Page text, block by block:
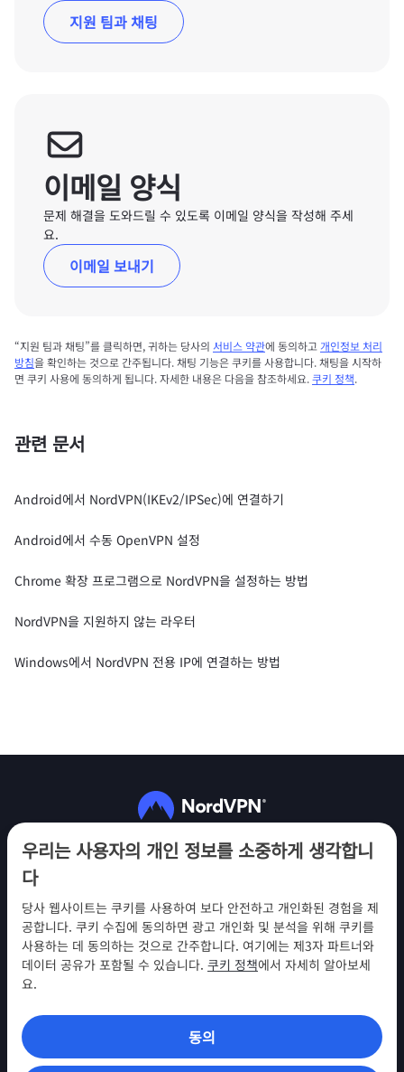
우리는 사용자의 개인 정보를 소중하게 생각합니
다
당사 웹사이트는 쿠키를 사용하여 보다 안전하고 개인화된 경험을 제
공합니다. 쿠키 수집에 동의하면 광고 개인화 및 분석을 위해 쿠키를
사용하는 데 동의하는 것으로 간주합니다. 여기에는 제3자 파트너와
데이터 공유가 포함될 수 있습니다. 쿠키 정책에서 자세히 알아보세
요.
동의
지원 팀과 채팅
이메일 양식
문제 해결을 도와드릴 수 있도록 이메일 양식을 작성해 주세
요.
이메일 보내기
“지원 팀과 채팅”를 클릭하면, 귀하는 당사의 서비스 약관에 동의하고 개인정보 처리
방침을 확인하는 것으로 간주됩니다. 채팅 기능은 쿠키를 사용합니다. 채팅을 시작하
면 쿠키 사용에 동의하게 됩니다. 자세한 내용은 다음을 참조하세요.쿠키 정책.
관련 문서
Android에서 NordVPN(IKEv2/IPSec)에 연결하기
Android에서 수동 OpenVPN 설정
Chrome 확장 프로그램으로 NordVPN을 설정하는 방법
NordVPN을 지원하지 않는 라우터
Windows에서 NordVPN 전용 IP에 연결하는 방법
NordVPN
참여
지원
찾아보기